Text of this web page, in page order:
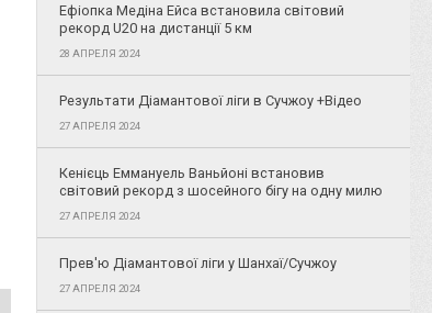
Ефіопка Медіна Ейса встановила світовий
рекорд U20 на дистанції 5 км
28 АПРЕЛЯ 2024
Результати Діамантової ліги в Сучжоу +Відео
27 АПРЕЛЯ 2024
Кенієць Еммануель Ваньйоні встановив
світовий рекорд з шосейного бігу на одну милю
27 АПРЕЛЯ 2024
Прев'ю Діамантової ліги у Шанхаї/Сучжоу
27 АПРЕЛЯ 2024